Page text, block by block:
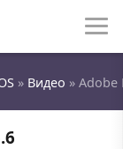
» Видео » Adobe